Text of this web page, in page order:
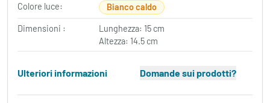
Colore luce: Bianco caldo
Dimensioni :
Lunghezza: 15 cm
Altezza: 14.5 cm
Ulteriori informazioni Domande sui prodotti?